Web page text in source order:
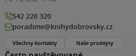
542 220 320
poradime@knihydobrovsky.cz
Všechny kontakty Naše prodejny